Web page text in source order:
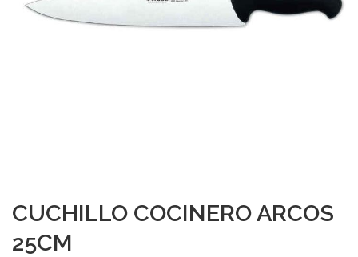
CUCHILLO COCINERO ARCOS
25CM